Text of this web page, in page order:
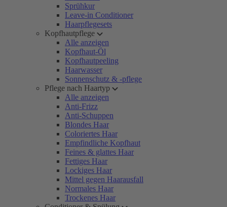
Sprühkur
Leave-in Conditioner
Haarpflegesets
Kopfhautpflege
Alle anzeigen
Kopfhaut-Öl
Kopfhautpeeling
Haarwasser
Sonnenschutz & -pflege
Pflege nach Haartyp
Alle anzeigen
Anti-Frizz
Anti-Schuppen
Blondes Haar
Coloriertes Haar
Empfindliche Kopfhaut
Feines & glattes Haar
Fettiges Haar
Lockiges Haar
Mittel gegen Haarausfall
Normales Haar
Trockenes Haar